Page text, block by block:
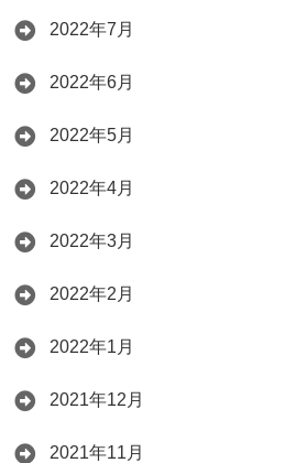
2022年7月
2022年6月
2022年5月
2022年4月
2022年3月
2022年2月
2022年1月
2021年12月
2021年11月